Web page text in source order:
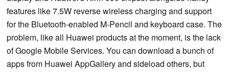
features like 7.5W reverse wireless charging and support
for the Bluetooth-enabled M-Pencil and keyboard case. The
problem, like all Huawei products at the moment, is the lack
of Google Mobile Services. You can download a bunch of
apps from Huawei AppGallery and sideload others, but